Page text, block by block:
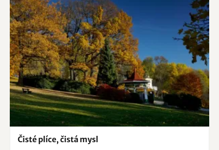
Čisté plíce, čistá mysl